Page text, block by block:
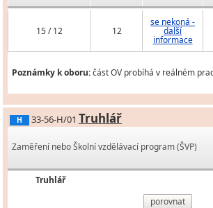
15 / 12 12
se nekoná -
další
informace
Poznámky k oboru:část OV probíhá v reálném
H 33-56-H/01 Truhlář
Zaměření nebo Školní vzdělávací program (ŠVP)
Truhlář
porovnat